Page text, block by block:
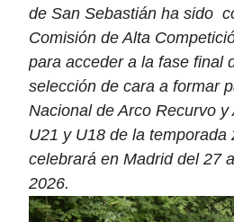
de San Sebastián ha sido
Comisión de Alta
para acceder a la fase final
selección de cara a formar
Nacional de Arco Recurvo
U21 y U18 de la temporada
celebrará en Madrid del 27
2026.